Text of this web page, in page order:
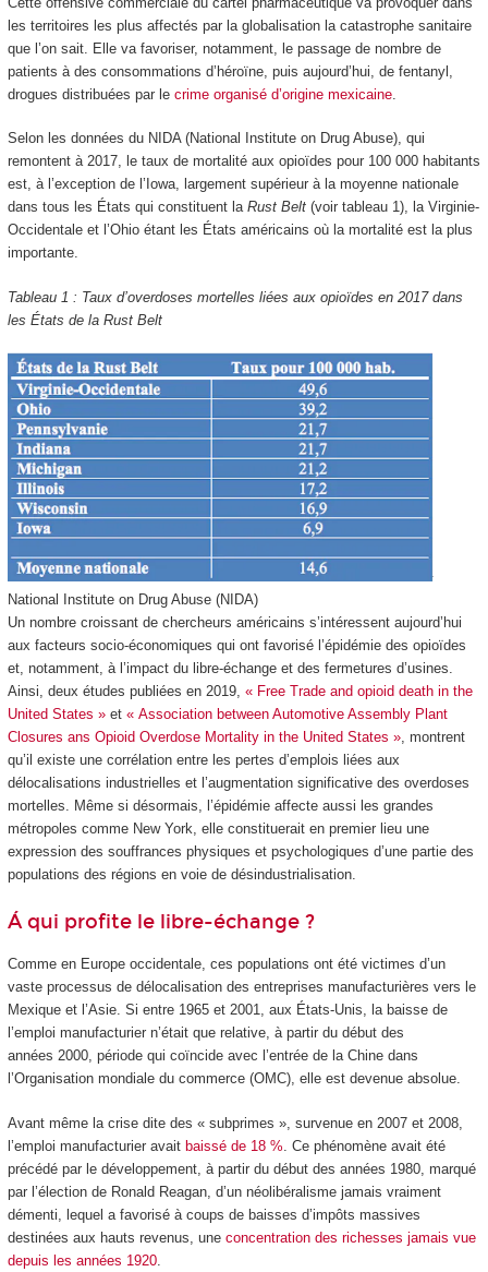
les territoires les plus affectés par la globalisation la catastrophe sanitaire
que l’on sait. Elle va favoriser, notamment, le passage de nombre de
patients à des consommations d’héroïne, puis aujourd’hui, de fentanyl,
drogues distribuées par le crime organisé d’origine mexicaine.
Selon les données du NIDA (National Institute on Drug Abuse), qui
remontent à 2017, le taux de mortalité aux opioïdes pour 100 000 habitants
est, à l’exception de l’Iowa, largement supérieur à la moyenne nationale
dans tous les États qui constituent la Rust Belt(voir tableau 1), la Virginie-
Occidentale et l’Ohio étant les États américains où la mortalité est la plus
importante.
Tableau 1 : Taux d’overdoses mortelles liées aux opioïdes en 2017 dans
les États de la Rust Belt
National Institute on Drug Abuse (NIDA)
Un nombre croissant de chercheurs américains s’intéressent aujourd’hui
aux facteurs socio-économiques qui ont favorisé l’épidémie des opioïdes
et, notamment, à l’impact du libre-échange et des fermetures d’usines.
Ainsi, deux études publiées en 2019, « Free Trade and opioid death in the
United States »et « Association between Automotive Assembly Plant
Closures ans Opioid Overdose Mortality in the United States », montrent
qu’il existe une corrélation entre les pertes d’emplois liées aux
délocalisations industrielles et l’augmentation significative des overdoses
mortelles. Même si désormais, l’épidémie affecte aussi les grandes
métropoles comme New York, elle constituerait en premier lieu une
expression des souffrances physiques et psychologiques d’une partie des
populations des régions en voie de désindustrialisation.
Á qui profite le libre-échange ?
Comme en Europe occidentale, ces populations ont été victimes d’un
vaste processus de délocalisation des entreprises manufacturières vers le
Mexique et l’Asie. Si entre 1965 et 2001, aux États-Unis, la baisse de
l’emploi manufacturier n’était que relative, à partir du début des
années 2000, période qui coïncide avec l’entrée de la Chine dans
l’Organisation mondiale du commerce (OMC), elle est devenue absolue.
Avant même la crise dite des « subprimes », survenue en 2007 et 2008,
l’emploi manufacturier avait baissé de 18 % . Ce phénomène avait été
précédé par le développement, à partir du début des années 1980, marqué
par l’élection de Ronald Reagan, d’un néolibéralisme jamais vraiment
démenti, lequel a favorisé à coups de baisses d’impôts massives
destinées aux hauts revenus, une concentration des richesses jamais vue
depuis les années 1920.